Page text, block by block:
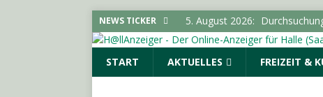
NEWS TICKER 5. August 2026:
Bürgermeister von
(SAALE) & UMGEBUNG
START AKTUELLES FREIZEIT &